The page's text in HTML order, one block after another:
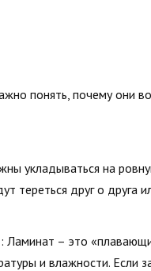
понять, почему они
укладываться на
тереться друг о друга
: Ламинат – это
и влажности. Если